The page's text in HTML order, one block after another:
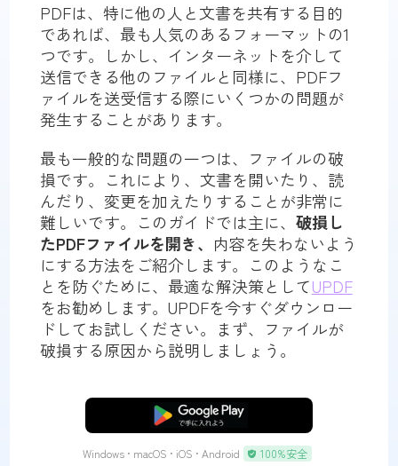
PDFは、特に他の人と文書を共有する目的
であれば、最も人気のあるフォーマットの1
つです。しかし、インターネットを介して
送信できる他のファイルと同様に、PDFフ
ァイルを送受信する際にいくつかの問題が
発生することがあります。
最も一般的な問題の一つは、ファイルの破
損です。これにより、文書を開いたり、読
んだり、変更を加えたりすることが非常に
難しいです。このガイドでは主に、 破損し
たPDFファイルを開き、 内容を失わないよう
にする方法をご紹介します。このようなこ
とを防ぐために、最適な解決策としてUPDF
をお勧めします。UPDFを今すぐダウンロー
ドしてお試しください。まず、ファイルが
破損する原因から説明しましょう。
無料ダウンロード
Windows • macOS • iOS • Android 100%安全